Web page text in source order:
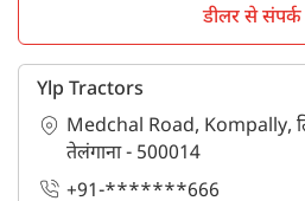
डीलर से
Ylp Tractors
Medchal Road, Kompally,
तेलंगाना - 500014
+91-*******666